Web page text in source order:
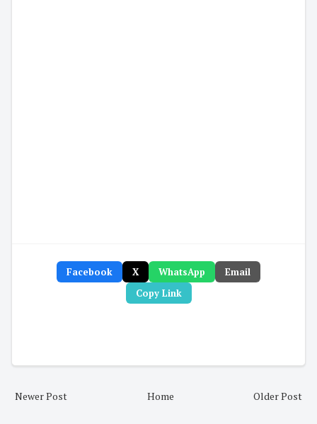
Facebook X WhatsApp
Email
Copy Link
Newer Post Older Post
Home